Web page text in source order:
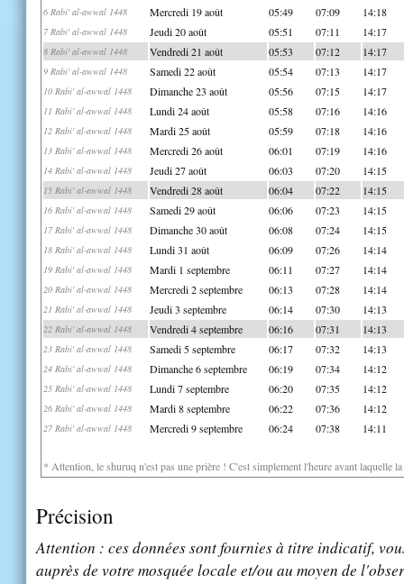
6 Rabi' al-awwal 1448 Mercredi 19 août 05:49 07:09 14:18
7 Rabi' al-awwal 1448 Jeudi 20 août 05:51 07:11 14:17
8 Rabi' al-awwal 1448 Vendredi 21 août 05:53 07:12 14:17
9 Rabi' al-awwal 1448 Samedi 22 août 05:54 07:13 14:17
10 Rabi' al-awwal 1448 Dimanche 23 août 05:56 07:15 14:17
11 Rabi' al-awwal 1448 Lundi 24 août 05:58 07:16 14:16
12 Rabi' al-awwal 1448 Mardi 25 août 05:59 07:18 14:16
13 Rabi' al-awwal 1448 Mercredi 26 août 06:01 07:19 14:16
14 Rabi' al-awwal 1448 Jeudi 27 août 06:03 07:20 14:15
15 Rabi' al-awwal 1448 Vendredi 28 août 06:04 07:22 14:15
16 Rabi' al-awwal 1448 Samedi 29 août 06:06 07:23 14:15
17 Rabi' al-awwal 1448 Dimanche 30 août 06:08 07:24 14:15
18 Rabi' al-awwal 1448 Lundi 31 août 06:09 07:26 14:14
19 Rabi' al-awwal 1448 Mardi 1 septembre 06:11 07:27 14:14
20 Rabi' al-awwal 1448 Mercredi 2 septembre 06:13 07:28 14:14
21 Rabi' al-awwal 1448 Jeudi 3 septembre 06:14 07:30 14:13
22 Rabi' al-awwal 1448 Vendredi 4 septembre 06:16 07:31 14:13
23 Rabi' al-awwal 1448 Samedi 5 septembre 06:17 07:32 14:13
24 Rabi' al-awwal 1448 Dimanche 6 septembre 06:19 07:34 14:12
25 Rabi' al-awwal 1448 Lundi 7 septembre 06:20 07:35 14:12
26 Rabi' al-awwal 1448 Mardi 8 septembre 06:22 07:36 14:12
27 Rabi' al-awwal 1448 Mercredi 9 septembre 06:24 07:38 14:11
* Attention, le shuruq n'est pas une prière ! C'est simplement l'heure avant laquelle
Précision
Attention : ces données sont fournies à titre indicatif,
auprès de votre mosquée locale et/ou au moyen de